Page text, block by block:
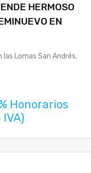
HERMOSO
EN
Lomas San Andrés,
Honorarios